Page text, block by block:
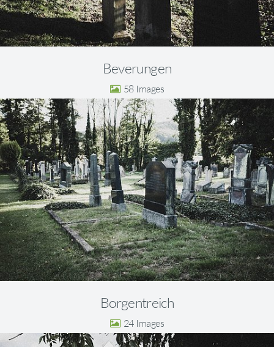
Beverungen
58
Borgentreich
24